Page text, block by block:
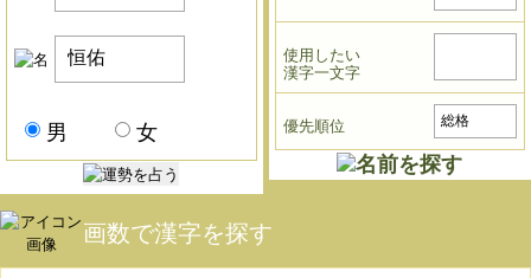
男 女
使用したい
漢字一文字
優先順位
画数で漢字を探す